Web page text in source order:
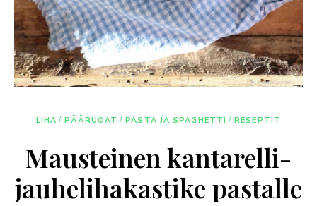
LIHA / PÄÄRUOAT / PASTA JA SPAGHETTI / RESEPTIT
Mausteinen kantarelli-
jauhelihakastike pastalle